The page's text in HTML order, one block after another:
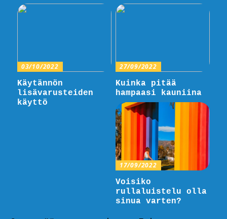
03/10/2022
Käytännön
lisävarusteiden
käyttö
27/09/2022
Kuinka pitää
hampaasi kauniina
17/09/2022
Voisiko
rullaluistelu olla
sinua varten?